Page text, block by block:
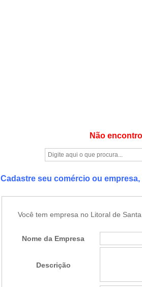
Não
Cadastre seu comércio ou empresa,
Você tem empresa no Litoral de
Nome da Empresa
Descrição